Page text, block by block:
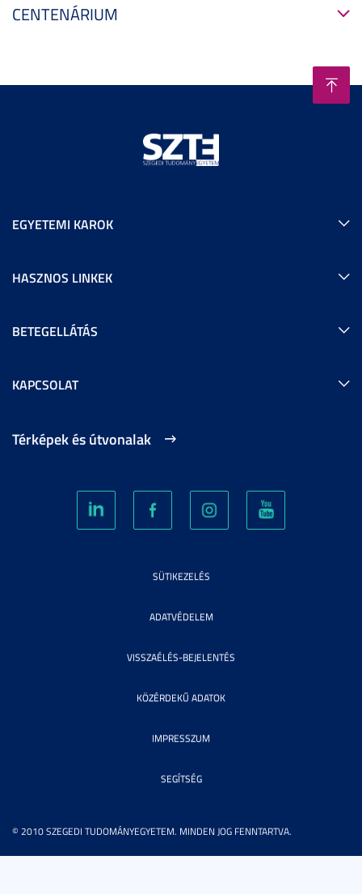
CENTENÁRIUM
EGYETEMI KAROK
HASZNOS LINKEK
BETEGELLÁTÁS
KAPCSOLAT
Térképek és útvonalak
© 2010 SZEGEDI TUDOMÁNYEGYETEM. MINDEN JOG FENNTARTVA.
SÜTIKEZELÉS
ADATVÉDELEM
VISSZAÉLÉS-BEJELENTÉS
KÖZÉRDEKŰ ADATOK
IMPRESSZUM
SEGÍTSÉG